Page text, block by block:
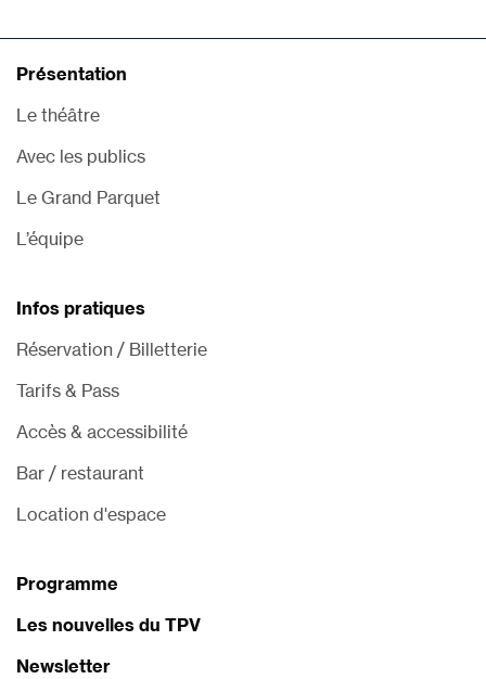
Présentation
Le théâtre
Avec les publics
Le Grand Parquet
L’équipe
Infos pratiques
Réservation / Billetterie
Tarifs & Pass
Accès & accessibilité
Bar / restaurant
Location d'espace
Programme
Les nouvelles du TPV
Newsletter